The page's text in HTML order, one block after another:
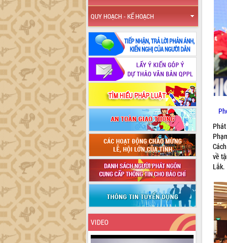
QUY HOẠCH - KẾ HOẠCH
VIDEO
về
Lắk.